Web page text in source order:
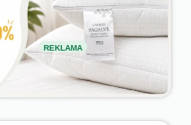
REKLAMA